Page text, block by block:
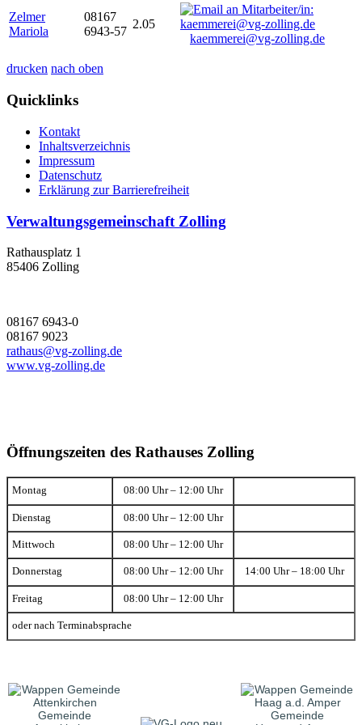
Zelmer
Mariola
08167
6943-57
2.05
kaemmerei@vg-zolling.de
drucken nach oben
Quicklinks
Kontakt
Inhaltsverzeichnis
Impressum
Datenschutz
Erklärung zur Barrierefreiheit
Verwaltungsgemeinschaft Zolling
Rathausplatz 1
85406 Zolling
08167 6943-0
08167 9023
rathaus@vg-zolling.de
www.vg-zolling.de
Öffnungszeiten des Rathauses Zolling
Montag 08:00 Uhr – 12:00 Uhr
Dienstag 08:00 Uhr – 12:00 Uhr
Mittwoch 08:00 Uhr – 12:00 Uhr
Donnerstag 08:00 Uhr – 12:00 Uhr 14:00 Uhr – 18:00 Uhr
Freitag 08:00 Uhr – 12:00 Uhr
oder nach Terminabsprache
Gemeinde
Gemeinde